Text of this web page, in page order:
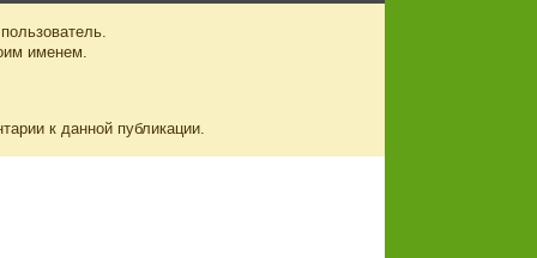
именем.
к данной публикации.